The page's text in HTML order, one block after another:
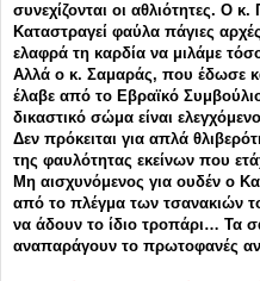
συνεχίζονται οι αθλιότητες.
Καταστραγεί φαύλα πάγιες
ελαφρά τη καρδία να μιλάμε
Αλλά ο κ. Σαμαράς, που έδωσε
έλαβε από το Εβραϊκό
δικαστικό σώμα είναι
Δεν πρόκειται για απλά
της φαυλότητας εκείνων που
Μη αισχυνόμενος για ουδέν ο
από το πλέγμα των τσανακιών
να άδουν το ίδιο τροπάρι… Τα
αναπαράγουν το πρωτοφανές